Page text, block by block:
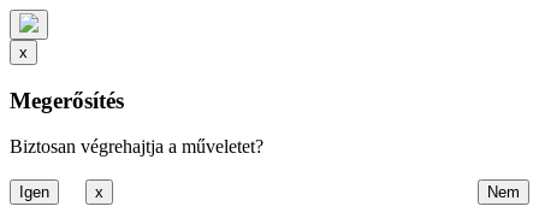
x
Megerősítés
Biztosan végrehajtja a műveletet?
x